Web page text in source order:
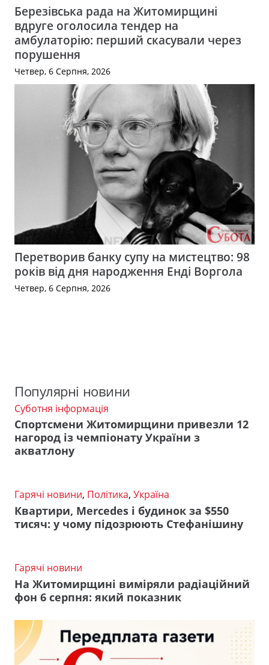
Березівська рада на Житомирщині
вдруге оголосила тендер на
амбулаторію: перший скасували через
порушення
Четвер, 6 Серпня, 2026
Перетворив банку супу на мистецтво: 98
років від дня народження Енді Воргола
Четвер, 6 Серпня, 2026
Популярні новини
Суботня інформація
Спортсмени Житомирщини привезли 12
нагород із чемпіонату України з
акватлону
Гарячі новини, Політика, Україна
Квартири, Mercedes і будинок за $550
тисяч: у чому підозрюють Стефанішину
Гарячі новини
На Житомирщині виміряли радіаційний
фон 6 серпня: який показник